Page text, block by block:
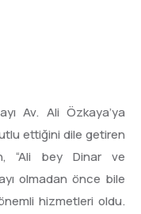
Av. Ali Özkaya’ya
ettiğini dile getiren
“Ali bey Dinar ve
olmadan önce bile
hizmetleri oldu.